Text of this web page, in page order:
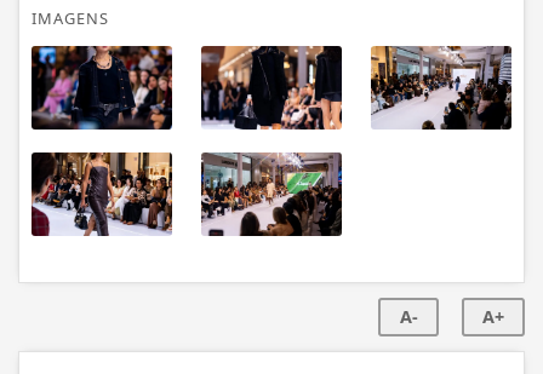
IMAGENS
A- A+